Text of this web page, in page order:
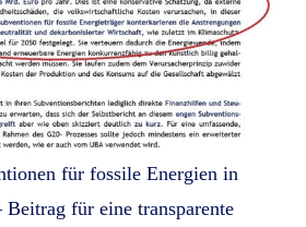
für fossile Energien in
Beitrag für eine transparente